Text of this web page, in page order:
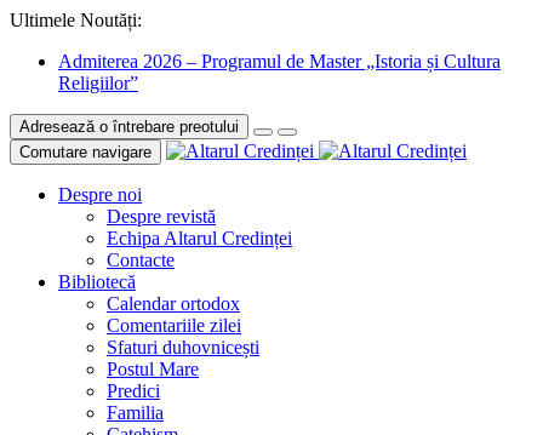
Ultimele Noutăți:
Admiterea 2026 – Programul de Master „Istoria și Cultura
Religiilor”
Adresează o întrebare preotului
Comutare navigare
Despre noi
Despre revistă
Echipa Altarul Credinței
Contacte
Bibliotecă
Calendar ortodox
Comentariile zilei
Sfaturi duhovnicești
Postul Mare
Predici
Familia